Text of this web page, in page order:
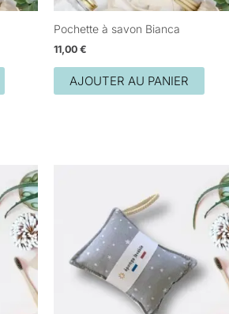
Pochette à savon Bianca
11,00 €
AJOUTER AU PANIER